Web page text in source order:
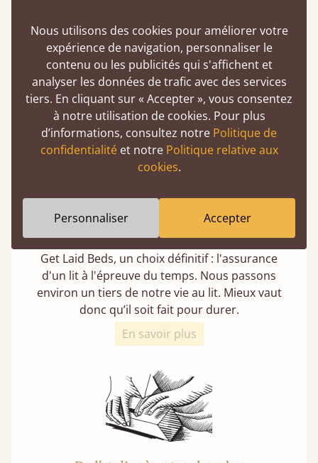
Acheter un lit en bois est un choix durable.
Nos bois tendres proviennent toujours de
forêts gérées de manière responsable et
respectent des normes de durabilité strictes.
En savoir plus
Lits garantis 11 ans
Get Laid Beds, un choix définitif : l'assurance
d'un lit à l'épreuve du temps. Nous passons
environ un tiers de notre vie au lit. Mieux vaut
donc qu’il soit fait pour durer.
En savoir plus
Nous utilisons des cookies pour améliorer votre
expérience de navigation, personnaliser le
contenu ou les publicités qui s'affichent et
analyser les données de trafic avec des services
tiers. En cliquant sur « Accepter », vous consentez
à notre utilisation de cookies. Pour plus
d’informations, consultez notre Politique de
confidentialitéet notre Politique relative aux
cookies.
Personnaliser Accepter